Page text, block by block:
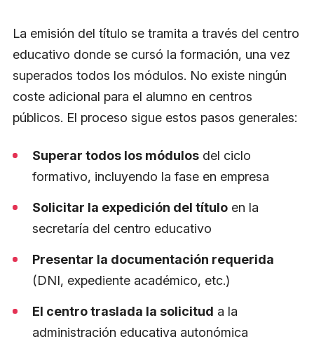
La emisión del título se tramita a través del centro
educativo donde se cursó la formación, una vez
superados todos los módulos. No existe ningún
coste adicional para el alumno en centros
públicos. El proceso sigue estos pasos generales:
Superar todos los módulos del ciclo
formativo, incluyendo la fase en empresa
Solicitar la expedición del título en la
secretaría del centro educativo
Presentar la documentación requerida
(DNI, expediente académico, etc.)
El centro traslada la solicitud a la
administración educativa autonómica